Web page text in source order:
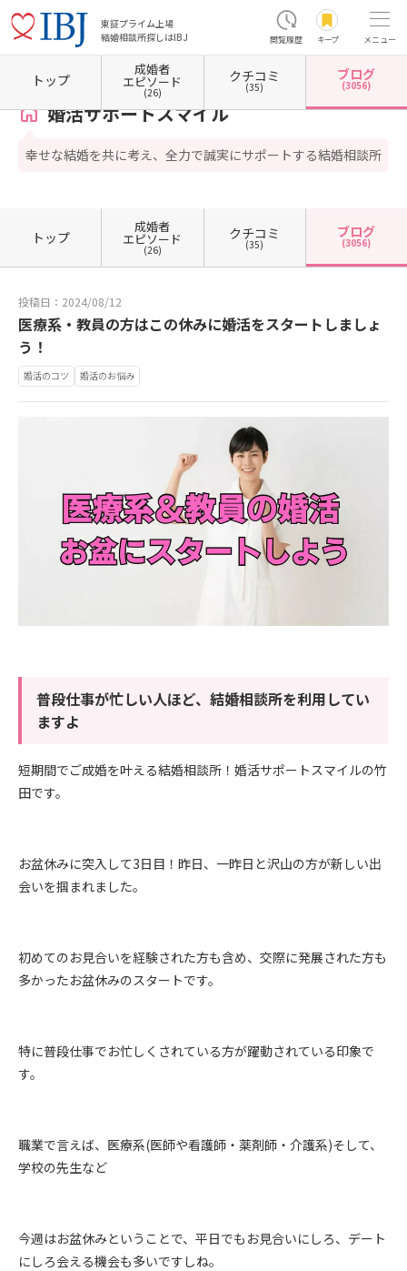
東証プライム上場
結婚相談所探しはIBJ
閲覧履歴 キープ メニュー
ホーム 奈良県の結婚相談所 婚活サポートスマイル カウンセラーブログ一覧 カウンセ
婚活サポートスマイル
幸せな結婚を共に考え、全力で誠実にサポートする結婚相談所
トップ
成婚者
エピソード
(26)
クチコミ
(35)
ブログ
(3056)
トップ
成婚者
エピソード
(26)
クチコミ
(35)
ブログ
(3056)
投稿日：2024/08/12
医療系・教員の方はこの休みに婚活をスタートしましょ
う！
婚活のコツ 婚活のお悩み
普段仕事が忙しい人ほど、結婚相談所を利用してい
ますよ
短期間でご成婚を叶える結婚相談所！婚活サポートスマイルの竹
田です。
お盆休みに突入して3日目！昨日、一昨日と沢山の方が新しい出
会いを掴まれました。
初めてのお見合いを経験された方も含め、交際に発展された方も
多かったお盆休みのスタートです。
特に普段仕事でお忙しくされている方が躍動されている印象で
す。
職業で言えば、医療系(医師や看護師・薬剤師・介護系)そして、
学校の先生など
今週はお盆休みということで、平日でもお見合いにしろ、デート
にしろ会える機会も多いですしね。